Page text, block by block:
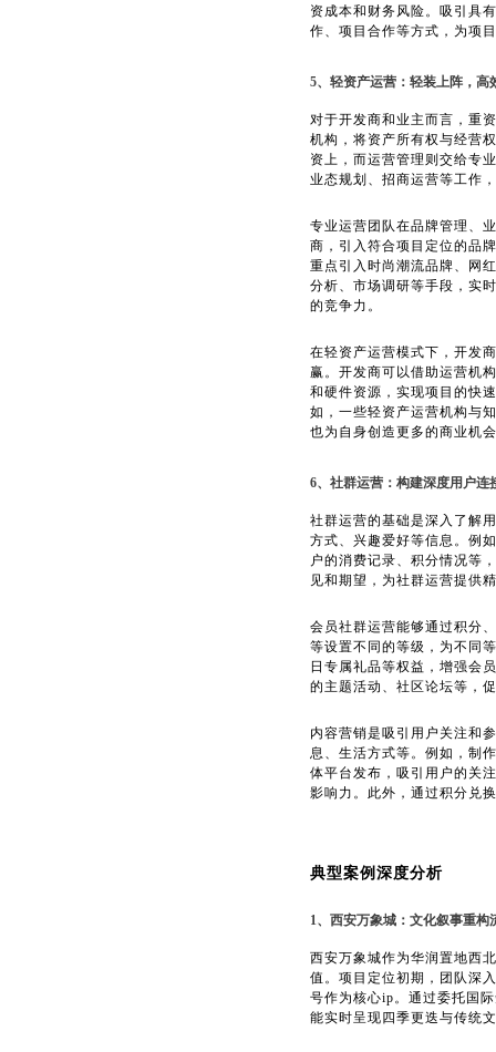
资成本和财务风险。吸引具
作、项目合作等方式，为项
5、轻资产运营：轻装上阵，高
对于开发商和业主而言，重
机构，将资产所有权与经营
资上，而运营管理则交给专
业态规划、招商运营等工作
专业运营团队在品牌管理、
商，引入符合项目定位的品
重点引入时尚潮流品牌、网
分析、市场调研等手段，实
的竞争力。
在轻资产运营模式下，开发
赢。开发商可以借助运营机
和硬件资源，实现项目的快
如，一些轻资产运营机构与
也为自身创造更多的商业机
6、社群运营：构建深度用户连
社群运营的基础是深入了解
方式、兴趣爱好等信息。例
户的消费记录、积分情况等
见和期望，为社群运营提供
会员社群运营能够通过积分
等设置不同的等级，为不同
日专属礼品等权益，增强会
的主题活动、社区论坛等，
内容营销是吸引用户关注和
息、生活方式等。例如，制
体平台发布，吸引用户的关
影响力。此外，通过积分兑
典型案例深度分析
1、西安万象城：文化叙事重构
西安万象城作为华润置地西
值。项目定位初期，团队深
号作为核心ip。通过委托国
能实时呈现四季更迭与传统